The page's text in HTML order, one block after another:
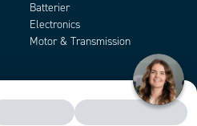
Batterier
Electronics
Motor & Transmission